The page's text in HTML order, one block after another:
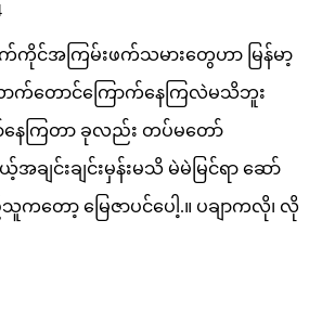
ကိုင်အကြမ်းဖက်သမားတွေဟာ မြန်မာ့
တောင်ကြောက်နေကြလဲမသိဘူး
နေကြတာ ခုလည်း တပ်မတော်
ချင်းချင်းမှန်းမသိ မဲမဲမြင်ရာ ဆော်
တော့ မြေဇာပင်ပေါ့.။ ပချာကလို၊ လို